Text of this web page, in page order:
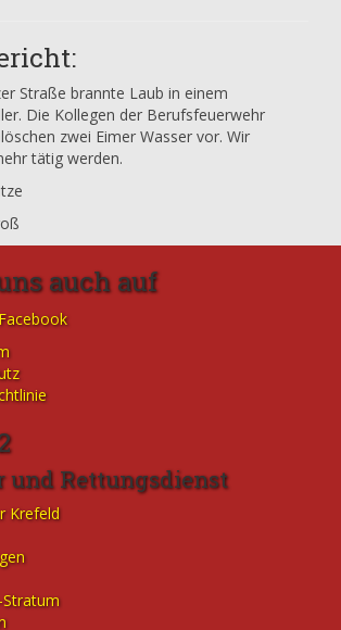
Straße brannte Laub in einem
Die Kollegen der Berufsfeuerwehr
zwei Eimer Wasser vor. Wir
tätig werden.
auch auf
und Rettungsdienst
Krefeld
Stratum